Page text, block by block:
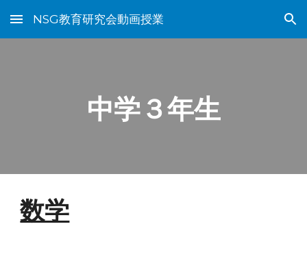
Skip to main content Skip to navigation
NSG教育研究会動画授業
中学３年生
数学